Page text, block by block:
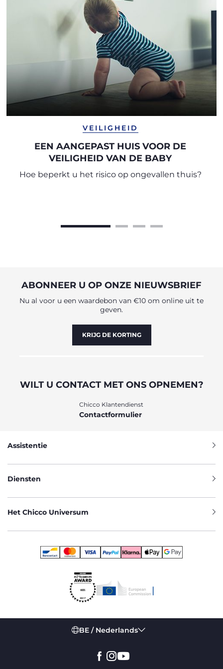
VEILIGHEID
EEN AANGEPAST HUIS VOOR DE
VEILIGHEID VAN DE BABY
Hoe beperkt u het risico op ongevallen thuis?
ABONNEER U OP ONZE NIEUWSBRIEF
Nu al voor u een waardebon van €10 om online uit te
geven.
KRIJG DE KORTING
WILT U CONTACT MET ONS OPNEMEN?
Chicco Klantendienst
Contactformulier
Assistentie
Diensten
Het Chicco Universum
BE / Nederlands